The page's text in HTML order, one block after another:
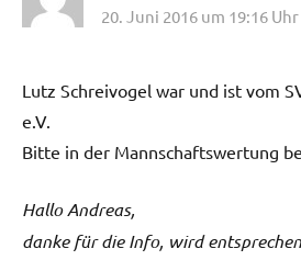
20. Juni 2016 um 19:16 Uhr
Lutz Schreivogel war und ist vom
e.V.
Bitte in der Mannschaftswertung
Hallo Andreas,
danke für die Info, wird